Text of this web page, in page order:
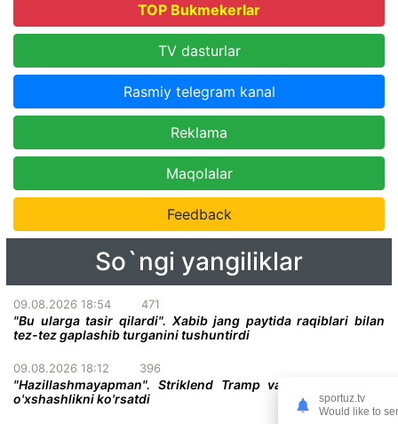
TOP Bukmekerlar
TV dasturlar
Rasmiy telegram kanal
Reklama
Maqolalar
Feedback
So`ngi yangiliklar
09.08.2026 18:54 471
"Bu ularga tasir qilardi". Xabib jang paytida raqiblari bilan
tez-tez gaplashib turganini tushuntirdi
09.08.2026 18:12 396
"Hazillashmayapman". Striklend Tramp va Gitler o'rtasida
o'xshashlikni ko'rsatdi
sportuz.tv
Would like to